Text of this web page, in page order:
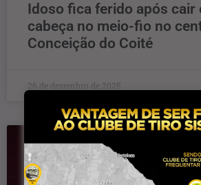
Idoso fica ferido após cair
cabeça no meio-fio no
Conceição do Coité
26 de dezembro de 2025